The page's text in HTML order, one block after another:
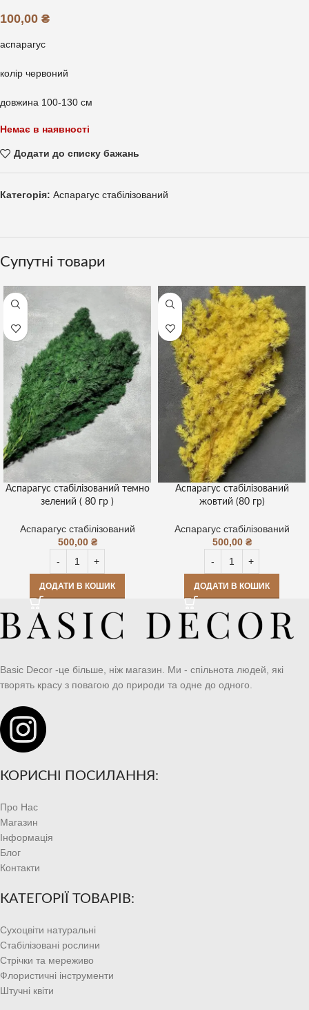
100,00 ₴
аспарагус
колір червоний
довжина 100-130 см
Немає в наявності
Додати до списку бажань
Категорія: Аспарагус стабілізований
Супутні товари
Аспарагус стабілізований темно
зелений ( 80 гр )
Аспарагус стабілізований
500,00 ₴
ДОДАТИ В КОШИК
Аспарагус стабілізований
жовтий (80 гр)
Аспарагус стабілізований
500,00 ₴
ДОДАТИ В КОШИК
Basic Decor -це більше, ніж магазин. Ми - спільнота людей, які
творять красу з повагою до природи та одне до одного.
КОРИСНІ ПОСИЛАННЯ:
Про Нас
Магазин
Інформація
Блог
Контакти
КАТЕГОРІЇ ТОВАРІВ:
Сухоцвіти натуральні
Стабілізовані рослини
Стрічки та мереживо
Флористичні інструменти
Штучні квіти